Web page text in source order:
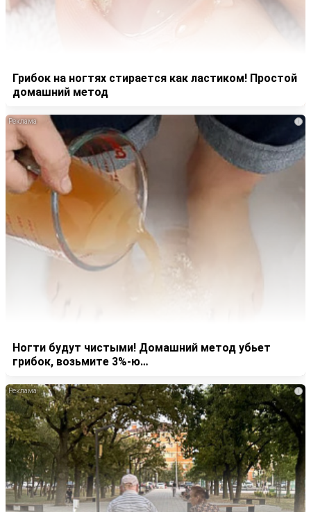
Грибок на ногтях стирается как ластиком! Простой
домашний метод
i
Ногти будут чистыми! Домашний метод убьет
грибок, возьмите 3%-ю…
i